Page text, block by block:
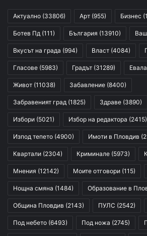
Актуално (33806) Арт (955) Бизнес
Ботев Пд (111) България (13910)
Вкусът на града (994) Власт (4084)
Гласове (5983) Градът (31289) Евала
Живот (11038) Забавление (8400)
Забравеният град (1825) Здраве (3890)
Избори (5021) Избор на редактора (2415)
Изпод тепето (4900) Имоти в Пловдив
Квартали (2304) Криминале (5973)
Мнения (12142) Моите отговори (115)
Нощна смяна (1484) Образование в
Община Пловдив (2143) ПУЛС (2542)
Под небето (6493) Под ножа (2745)